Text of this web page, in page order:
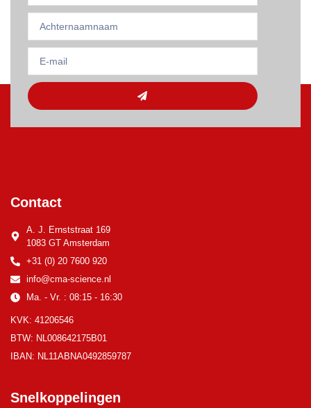
Contact
A. J. Ernststraat 169
1083 GT Amsterdam
+31 (0) 20 7600 920
info@cma-science.nl
Ma. - Vr. : 08:15 - 16:30
KVK: 41206546
BTW: NL008642175B01
IBAN: NL11ABNA0492859787
Snelkoppelingen